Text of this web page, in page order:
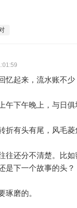
忆起来，流水账不少
午下午晚上，与日俱
折有头有尾，风毛菱
往还分不清楚。比
是下一个故事的头？
琢磨的。